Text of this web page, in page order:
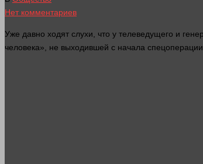
Нет комментариев
Уже давно ходят слухи, что у телеведущего и
человека», не выходившей с начала